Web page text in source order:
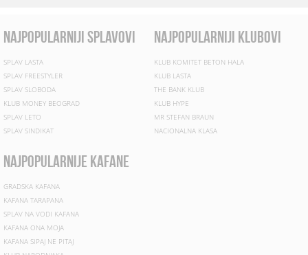
najpopularniji splavovi
SPLAV LASTA
SPLAV FREESTYLER
SPLAV SLOBODA
KLUB MONEY BEOGRAD
SPLAV LETO
SPLAV SINDIKAT
najpopularniji klubovi
KLUB KOMITET BETON HALA
KLUB LASTA
THE BANK KLUB
KLUB HYPE
MR STEFAN BRAUN
NACIONALNA KLASA
najpopularnije kafane
GRADSKA KAFANA
KAFANA TARAPANA
SPLAV NA VODI KAFANA
KAFANA ONA MOJA
KAFANA SIPAJ NE PITAJ